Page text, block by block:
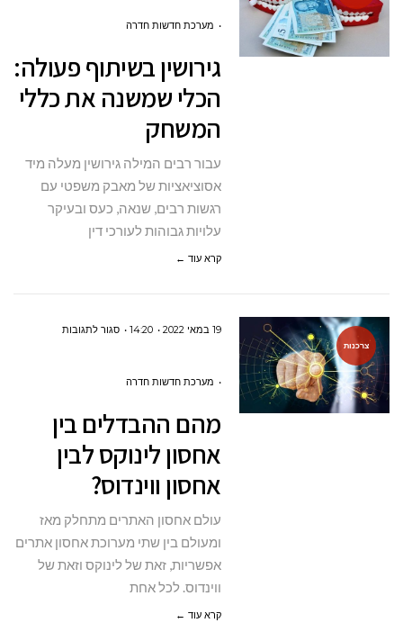
הכלי
שמשנה
מערכת חדשות חדרה
גירושין בשיתוף פעולה:
הכלי שמשנה את כללי
המשחק
עבור רבים המילה גירושין מעלה מיד
אסוציאציות של מאבק משפטי עם
רגשות רבים, שנאה, כעס ובעיקר
עלויות גבוהות לעורכי דין
קרא עוד ←
צרכנות
19 במאי 2022 14:20 סגור לתגובותעל
אחסון
לינוקס
מערכת חדשות חדרה
מהם ההבדלים בין
אחסון לינוקס לבין
אחסון ווינדוס?
עולם אחסון האתרים מתחלק מאז
ומעולם בין שתי מערוכת אחסון אתרים
אפשריות, זאת של לינוקס וזאת של
ווינדוס. לכל אחת
קרא עוד ←